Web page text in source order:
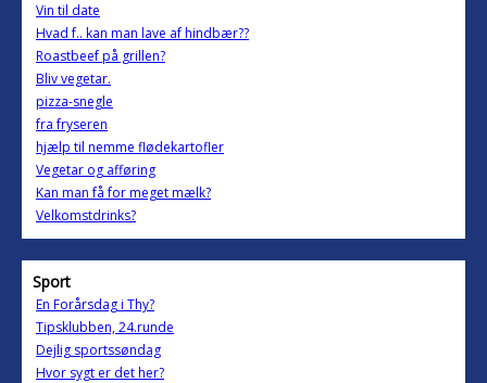
Vin til date
Hvad f.. kan man lave af hindbær??
Roastbeef på grillen?
Bliv vegetar.
pizza-snegle
fra fryseren
hjælp til nemme flødekartofler
Vegetar og afføring
Kan man få for meget mælk?
Velkomstdrinks?
Sport
En Forårsdag i Thy?
Tipsklubben, 24.runde
Dejlig sportssøndag
Hvor sygt er det her?